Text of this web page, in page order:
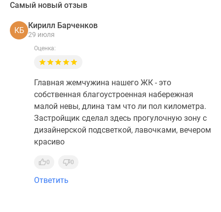
Самый новый отзыв
КБ
Кирилл Барченков
29 июля
Оценка:
Главная жемчужина нашего ЖК - это
собственная благоустроенная набережная
малой невы, длина там что ли пол километра.
Застройщик сделал здесь прогулочную зону с
дизайнерской подсветкой, лавочками, вечером
красиво
0 0
Ответить